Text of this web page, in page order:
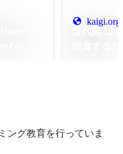
kaigi.org
ング教育を行っていま